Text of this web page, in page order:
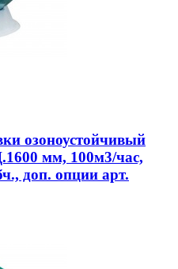
озоноустойчивый
мм, 100м3/час,
доп. опции арт.